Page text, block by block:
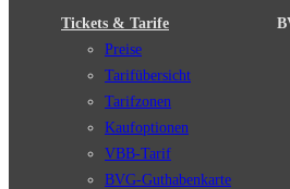
Tickets & Tarife
Preise
Tarifübersicht
Tarifzonen
Kaufoptionen
VBB-Tarif
BVG-Guthabenkarte